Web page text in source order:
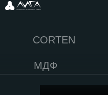
CORTEN
МДФ